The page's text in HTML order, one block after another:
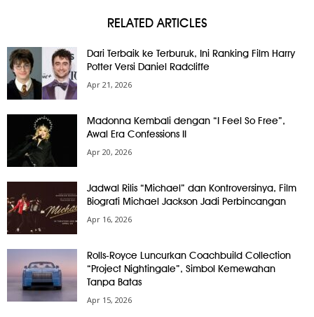
RELATED ARTICLES
Dari Terbaik ke Terburuk, Ini Ranking Film Harry
Potter Versi Daniel Radcliffe
Apr 21, 2026
Madonna Kembali dengan “I Feel So Free”,
Awal Era Confessions II
Apr 20, 2026
Jadwal Rilis “Michael” dan Kontroversinya, Film
Biografi Michael Jackson Jadi Perbincangan
Apr 16, 2026
Rolls-Royce Luncurkan Coachbuild Collection
“Project Nightingale”, Simbol Kemewahan
Tanpa Batas
Apr 15, 2026